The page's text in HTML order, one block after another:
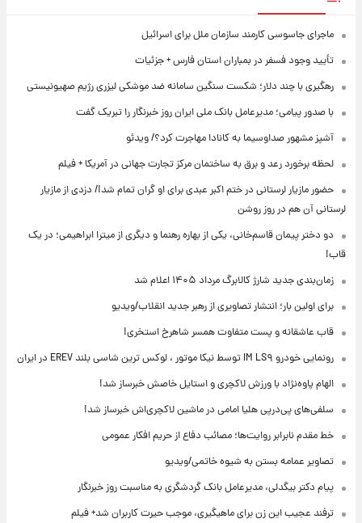
ماجرای جاسوسی کارمند سازمان ملل برای اسرائیل
تأیید وجود فسفر در بمباران استان فارس + جزئیات
رهگیری با چند دلار؛ شکست سنگین سامانه ضد موشکی لیزری رژیم صهیونیستی
با صدور پیامی؛ مدیرعامل بانک ملی ایران روز خبرنگار را تبریک گفت
آشپز مشهور صداوسیما به کانادا مهاجرت کرد؟/ ویدئو
لحظه برخورد رعد و برق به ساختمان مرکز تجارت جهانی در آمریکا + فیلم
حضور مازیار لرستانی در ختم اکبر عبدی برای او گران تمام شد!/ دزدی از مازیار
لرستانی آن هم در روز روشن
دو دختر پیمان قاسم‌خانی، یکی از بهاره رهنما و دیگری از میترا ابراهیمی؛ در یک
قاب!
زمان‌بندی جدید شارژ کالابرگ مرداد ۱۴۰۵ اعلام شد
برای اولین بار؛ انتشار تصاویری از رهبر جدید انقلاب/ویدیو
قاب عاشقانه و پست متفاوت همسر شاهرخ استخری!
رونمایی خودرو IM LS۹ توسط نیکا موتور ، لوکس ترین شاسی بلند EREV در ایران
الهام پاوه‌نژاد با ورزش لاکچری و استایل خاصش خبرساز شد!
سلفی‌های پی‌درپی هلیا امامی در ماشین لاکچری‌اش خبرساز شد!
خط مقدم نابرابر روایت‌ها؛ مصائب دفاع از حریم افکار عمومی
تصاویر عمامه بستن به شیوه خاتمی/ویدیو
پیام دکتر بیگدلی، مدیرعامل بانک گردشگری به مناسبت روز خبرنگار
ترفند عجیب این زن برای ماهیگیری، موجب حیرت کاربران شد+ فیلم